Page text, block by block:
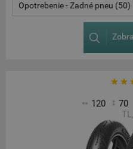
Opotrebenie - Zadné pneu (50)
120 70